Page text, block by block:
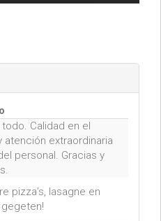
Calidad en el
atención extraordinaria
personal. Gracias y
pizza’s, lasagne en